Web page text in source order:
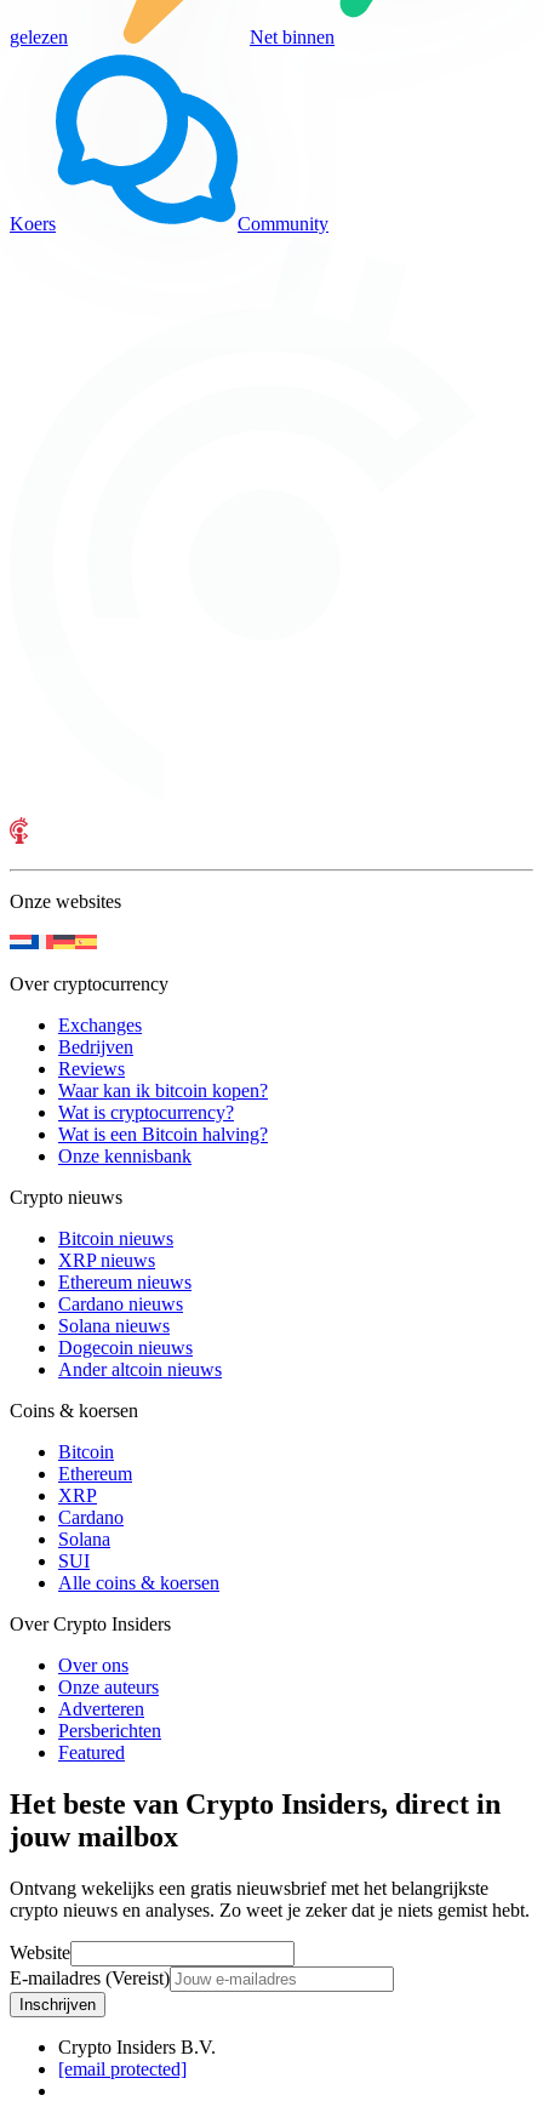
gelezen Net binnen
Koers Community
Onze websites
Over cryptocurrency
Exchanges
Bedrijven
Reviews
Waar kan ik bitcoin kopen?
Wat is cryptocurrency?
Wat is een Bitcoin halving?
Onze kennisbank
Crypto nieuws
Bitcoin nieuws
XRP nieuws
Ethereum nieuws
Cardano nieuws
Solana nieuws
Dogecoin nieuws
Ander altcoin nieuws
Coins & koersen
Bitcoin
Ethereum
XRP
Cardano
Solana
SUI
Alle coins & koersen
Over Crypto Insiders
Over ons
Onze auteurs
Adverteren
Persberichten
Featured
Het beste van Crypto Insiders, direct in
jouw mailbox
Ontvang wekelijks een gratis nieuwsbrief met het belangrijkste
crypto nieuws en analyses. Zo weet je zeker dat je niets gemist hebt.
Website
E-mailadres (Vereist)
Inschrijven
Crypto Insiders B.V.
[email protected]